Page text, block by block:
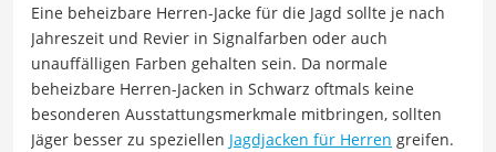
Eine beheizbare Herren-Jacke für die Jagd sollte je nach
Jahreszeit und Revier in Signalfarben oder auch
unauffälligen Farben gehalten sein. Da normale
beheizbare Herren-Jacken in Schwarz oftmals keine
besonderen Ausstattungsmerkmale mitbringen, sollten
Jäger besser zu speziellen Jagdjacken für Herren greifen.